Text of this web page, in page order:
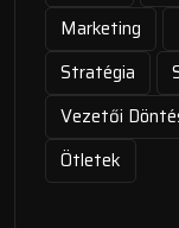
Marketing
Stratégia
Vezetői
Ötletek